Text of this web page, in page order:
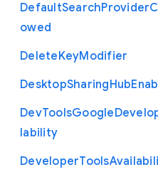
DefaultSearchProvider
owed
DeleteKeyModifier
DesktopSharingHub
DevToolsGoogle
lability
DeveloperTools